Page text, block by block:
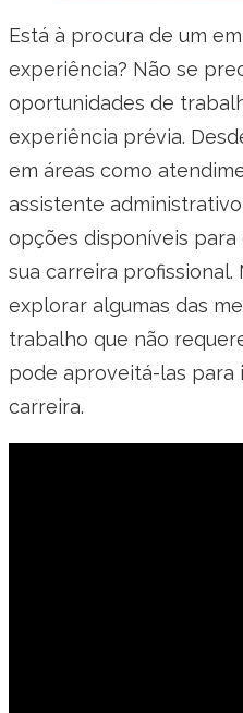
Está à procura de um
experiência? Não se
oportunidades de
experiência prévia.
em áreas como
assistente
opções disponíveis
sua carreira profissional.
explorar algumas das
trabalho que não
pode aproveitá-las para
carreira.